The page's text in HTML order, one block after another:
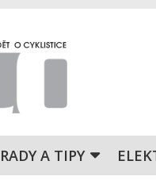
RADY A TIPY